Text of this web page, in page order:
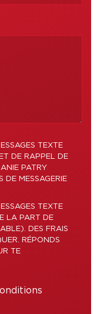
TEXTE
DE RAPPEL DE
PATRY
DE MESSAGERIE
TEXTE
LA PART DE
DES FRAIS
RÉPONDS
TE